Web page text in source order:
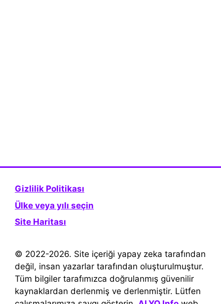
Gizlilik Politikası
Ülke veya yılı seçin
Site Haritası
© 2022-2026. Site içeriği yapay zeka tarafından
değil, insan yazarlar tarafından oluşturulmuştur.
Tüm bilgiler tarafımızca doğrulanmış güvenilir
kaynaklardan derlenmiş ve derlenmiştir. Lütfen